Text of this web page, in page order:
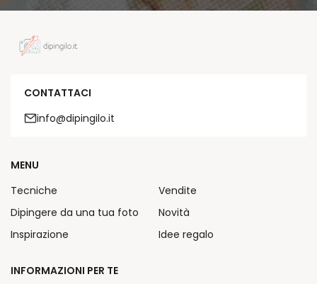
CONTATTACI
info@dipingilo.it
MENU
Tecniche
Dipingere da una tua foto
Inspirazione
Vendite
Novità
Idee regalo
INFORMAZIONI PER TE